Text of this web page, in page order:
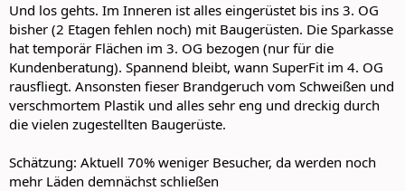
Und los gehts. Im Inneren ist alles eingerüstet bis ins 3. OG
bisher (2 Etagen fehlen noch) mit Baugerüsten. Die Sparkasse
hat temporär Flächen im 3. OG bezogen (nur für die
Kundenberatung). Spannend bleibt, wann SuperFit im 4. OG
rausfliegt. Ansonsten fieser Brandgeruch vom Schweißen und
verschmortem Plastik und alles sehr eng und dreckig durch
die vielen zugestellten Baugerüste.
Schätzung: Aktuell 70% weniger Besucher, da werden noch
mehr Läden demnächst schließen